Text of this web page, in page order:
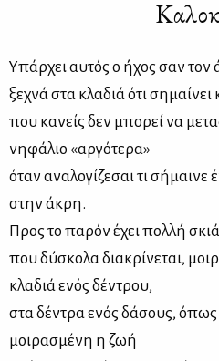
Υπάρχει αυτός ο ήχος σαν τον
ξεχνά στα κλαδιά ότι σημαίνει
που κανείς δεν μπορεί να
νηφάλιο «αργότερα»
όταν αναλογίζεσαι τι σήμαινε
στην άκρη.
Προς το παρόν έχει πολλή σκιά
που δύσκολα διακρίνεται,
κλαδιά ενός δέντρου,
στα δέντρα ενός δάσους, όπως
μοιρασμένη η ζωή